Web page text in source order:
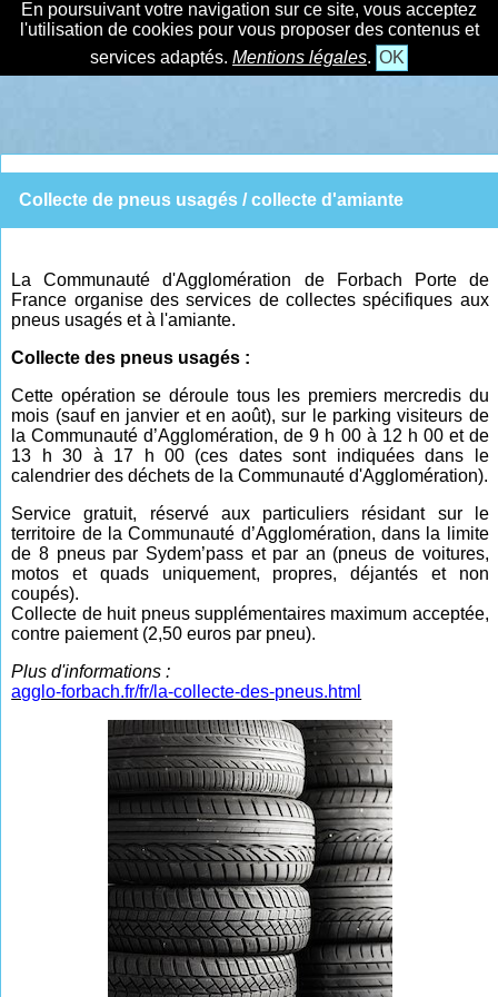
En poursuivant votre navigation sur ce site, vous acceptez
l'utilisation de cookies pour vous proposer des contenus et
services adaptés. Mentions légales. OK
Collecte de pneus usagés / collecte d'amiante
La Communauté d'Agglomération de Forbach Porte de
France organise des services de collectes spécifiques aux
pneus usagés et à l'amiante.
Collecte des pneus usagés :
Cette opération se déroule tous les premiers mercredis du
mois (sauf en janvier et en août), sur le parking visiteurs de
la Communauté d’Agglomération, de 9 h 00 à 12 h 00 et de
13 h 30 à 17 h 00 (ces dates sont indiquées dans le
calendrier des déchets de la Communauté d'Agglomération).
Service gratuit, réservé aux particuliers résidant sur le
territoire de la Communauté d’Agglomération, dans la limite
de 8 pneus par Sydem’pass et par an (pneus de voitures,
motos et quads uniquement, propres, déjantés et non
coupés).
Collecte de huit pneus supplémentaires maximum acceptée,
contre paiement (2,50 euros par pneu).
Plus d'informations :
agglo-forbach.fr/fr/la-collecte-des-pneus.html